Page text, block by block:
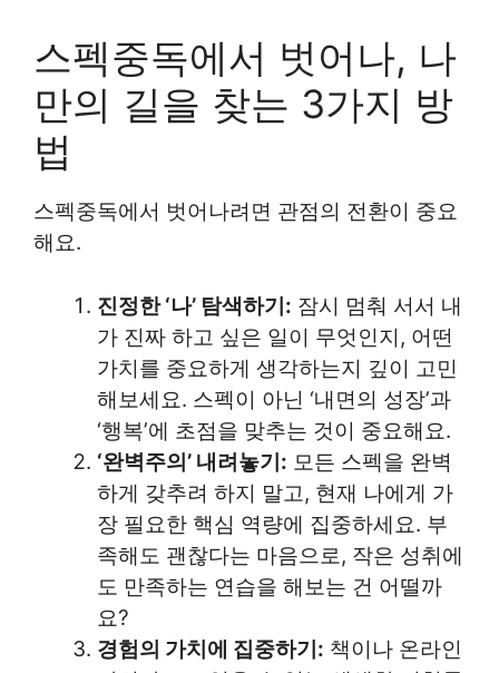
스펙중독에서 벗어나, 나
만의 길을 찾는 3가지 방
법
스펙중독에서 벗어나려면 관점의 전환이 중요
해요.
진정한 ‘나’ 탐색하기: 잠시 멈춰 서서 내
가 진짜 하고 싶은 일이 무엇인지, 어떤
가치를 중요하게 생각하는지 깊이 고민
해보세요. 스펙이 아닌 ‘내면의 성장’과
‘행복’에 초점을 맞추는 것이 중요해요.
‘완벽주의’ 내려놓기: 모든 스펙을 완벽
하게 갖추려 하지 말고, 현재 나에게 가
장 필요한 핵심 역량에 집중하세요. 부
족해도 괜찮다는 마음으로, 작은 성취에
도 만족하는 연습을 해보는 건 어떨까
요?
경험의 가치에 집중하기: 책이나 온라인